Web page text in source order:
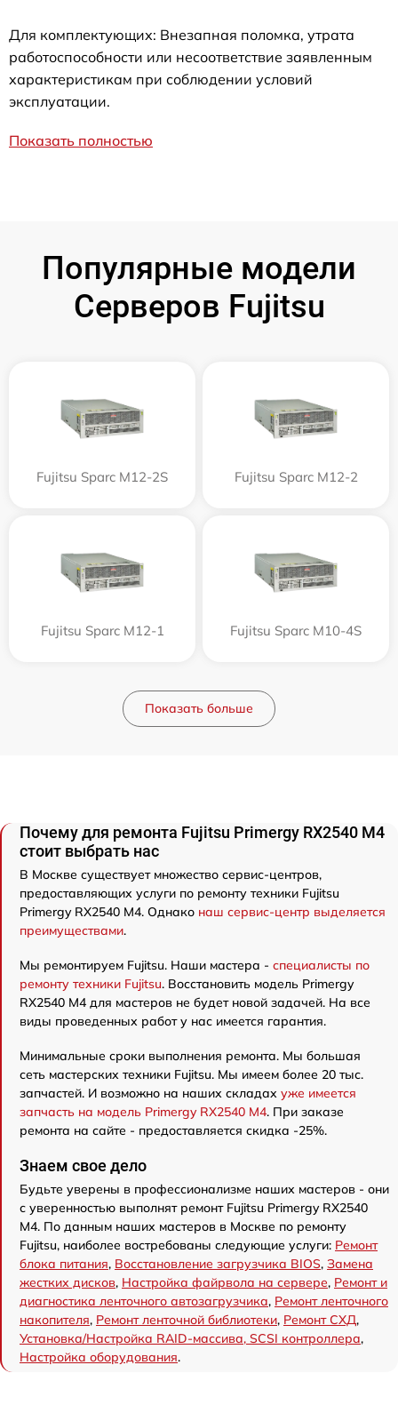
Для комплектующих: Внезапная поломка, утрата
работоспособности или несоответствие заявленным
характеристикам при соблюдении условий
эксплуатации.
Показать полностью
Популярные модели
Серверов Fujitsu
Fujitsu Sparc M12-2S Fujitsu Sparc M12-2
Fujitsu Sparc M12-1 Fujitsu Sparc M10-4S
Показать больше
Почему для ремонта Fujitsu Primergy RX2540 M4
стоит выбрать нас
В Москве существует множество сервис-центров,
предоставляющих услуги по ремонту техники Fujitsu
Primergy RX2540 M4. Однако наш сервис-центр выделяется
преимуществами.
Мы ремонтируем Fujitsu. Наши мастера - специалисты по
ремонту техники Fujitsu. Восстановить модель Primergy
RX2540 M4 для мастеров не будет новой задачей. На все
виды проведенных работ у нас имеется гарантия.
Минимальные сроки выполнения ремонта. Мы большая
сеть мастерских техники Fujitsu. Мы имеем более 20 тыс.
запчастей. И возможно на наших складах уже имеется
запчасть на модель Primergy RX2540 M4. При заказе
ремонта на сайте - предоставляется скидка -25%.
Знаем свое дело
Будьте уверены в профессионализме наших мастеров - они
с уверенностью выполнят ремонт Fujitsu Primergy RX2540
M4. По данным наших мастеров в Москве по ремонту
Fujitsu, наиболее востребованы следующие услуги: Ремонт
блока питания, Восстановление загрузчика BIOS, Замена
жестких дисков, Настройка файрвола на сервере, Ремонт и
диагностика ленточного автозагрузчика, Ремонт ленточного
накопителя, Ремонт ленточной библиотеки, Ремонт СХД,
Установка/Настройка RAID-массива, SCSI контроллера,
Настройка оборудования.